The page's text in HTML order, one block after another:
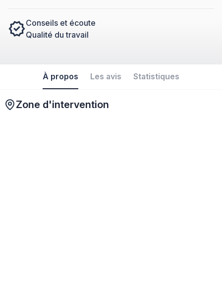
Conseils et écoute
Qualité du travail
À propos Les avis Statistiques
Zone d'intervention